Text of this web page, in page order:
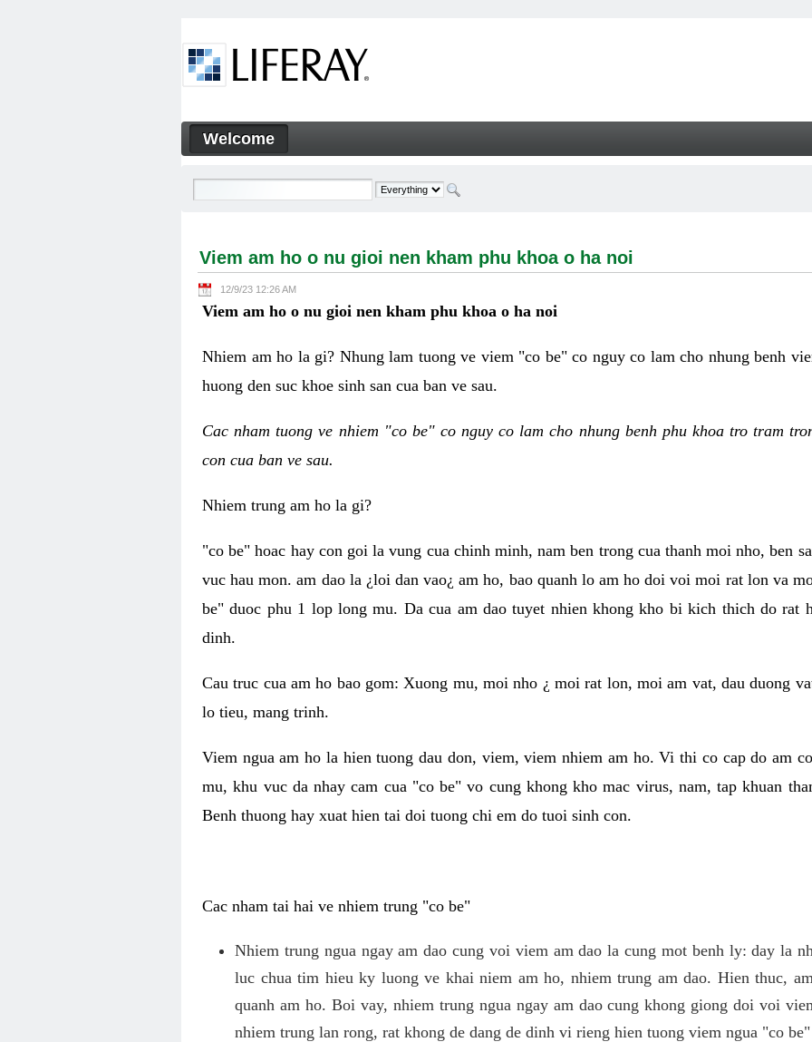
Viem am ho o nu gioi nen kham phu khoa o ha noi - Welcome
Navigation
Welcome
Viem am ho o nu gioi nen kham phu khoa o ha noi
12/9/23 12:26 AM
Viem am ho o nu gioi nen kham phu khoa o ha noi
Nhiem am ho la gi? Nhung lam tuong ve viem "co be" co nguy co lam cho nhung benh
huong den suc khoe sinh san cua ban ve sau.
Cac nham tuong ve nhiem "co be" co nguy co lam cho nhung benh phu khoa tro tram
con cua ban ve sau.
Nhiem trung am ho la gi?
"co be" hoac hay con goi la vung cua chinh minh, nam ben trong cua thanh moi nho, ben
vuc hau mon. am dao la ¿loi dan vao¿ am ho, bao quanh lo am ho doi voi moi rat lon va
be" duoc phu 1 lop long mu. Da cua am dao tuyet nhien khong kho bi kich thich do rat
dinh.
Cau truc cua am ho bao gom: Xuong mu, moi nho ¿ moi rat lon, moi am vat, dau duong
lo tieu, mang trinh.
Viem ngua am ho la hien tuong dau don, viem, viem nhiem am ho. Vi thi co cap do am
mu, khu vuc da nhay cam cua "co be" vo cung khong kho mac virus, nam, tap khuan
Benh thuong hay xuat hien tai doi tuong chi em do tuoi sinh con.
Cac nham tai hai ve nhiem trung "co be"
Nhiem trung ngua ngay am dao cung voi viem am dao la cung mot benh ly: day la
luc chua tim hieu ky luong ve khai niem am ho, nhiem trung am dao. Hien thuc,
quanh am ho. Boi vay, nhiem trung ngua ngay am dao cung khong giong doi voi
nhiem trung lan rong, rat khong de dang de dinh vi rieng hien tuong viem ngua "co